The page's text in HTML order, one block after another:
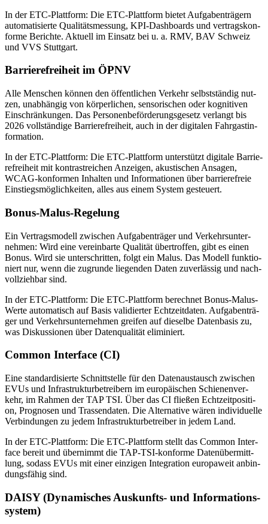
In der ETC-Platt­form: Die ETC-Platt­form bie­tet Auf­ga­ben­trä­gern
au­to­ma­ti­sier­te Qua­li­täts­mes­sung, KPI-Da­sh­boards und ver­trags­kon­
for­me Be­rich­te. Ak­tu­ell im Ein­satz bei u. a. RMV, BAV Schweiz
und VVS Stutt­gart.
Bar­rie­re­frei­heit im ÖPNV
Alle Men­schen kön­nen den öf­fent­li­chen Ver­kehr selbst­stän­dig nut­
zen, un­ab­hän­gig von kör­per­li­chen, sen­so­ri­schen oder ko­gni­ti­ven
Ein­schrän­kun­gen. Das Per­so­nen­be­för­de­rungs­ge­setz ver­langt bis
2026 voll­stän­di­ge Bar­rie­re­frei­heit, auch in der di­gi­ta­len Fahr­gast­in­
for­ma­ti­on.
In der ETC-Platt­form: Die ETC-Platt­form un­ter­stützt di­gi­ta­le Bar­rie­
re­frei­heit mit kon­trast­rei­chen An­zei­gen, akus­ti­schen An­sa­gen,
WCAG-kon­for­men In­hal­ten und In­for­ma­tio­nen über bar­rie­re­freie
Ein­stiegs­mög­lich­kei­ten, al­les aus ei­nem Sys­tem ge­steu­ert.
Bo­nus-Ma­lus-Re­ge­lung
Ein Ver­trags­mo­dell zwi­schen Auf­ga­ben­trä­ger und Ver­kehrs­un­ter­
neh­men: Wird eine ver­ein­bar­te Qua­li­tät über­trof­fen, gibt es ei­nen
Bo­nus. Wird sie un­ter­schrit­ten, folgt ein Ma­lus. Das Mo­dell funk­tio­
niert nur, wenn die zu­grun­de lie­gen­den Da­ten zu­ver­läs­sig und nach­
voll­zieh­bar sind.
In der ETC-Platt­form: Die ETC-Platt­form be­rech­net Bo­nus-Ma­lus-
Wer­te au­to­ma­tisch auf Ba­sis va­li­dier­ter Echt­zeit­da­ten. Auf­ga­ben­trä­
ger und Ver­kehrs­un­ter­neh­men grei­fen auf die­sel­be Da­ten­ba­sis zu,
was Dis­kus­sio­nen über Da­ten­qua­li­tät eli­mi­niert.
Com­mon In­ter­face (CI)
Eine stan­dar­di­sier­te Schnitt­stel­le für den Da­ten­aus­tausch zwi­schen
EVUs und In­fra­struk­tur­be­trei­bern im eu­ro­päi­schen Schie­nen­ver­
kehr, im Rah­men der TAP TSI. Über das CI flie­ßen Echt­zeit­po­si­ti­
on, Pro­gno­sen und Tras­sen­da­ten. Die Al­ter­na­ti­ve wä­ren in­di­vi­du­el­le
Ver­bin­dun­gen zu je­dem In­fra­struk­tur­be­trei­ber in je­dem Land.
In der ETC-Platt­form: Die ETC-Platt­form stellt das Com­mon In­ter­
face be­reit und über­nimmt die TAP-TSI-kon­for­me Da­ten­über­mitt­
lung, so­dass EVUs mit ei­ner ein­zi­gen In­te­gra­ti­on eu­ro­pa­weit an­bin­
dungs­fä­hig sind.
DAI­SY (Dy­na­mi­sches Aus­kunfts- und In­for­ma­ti­ons­
sys­tem)